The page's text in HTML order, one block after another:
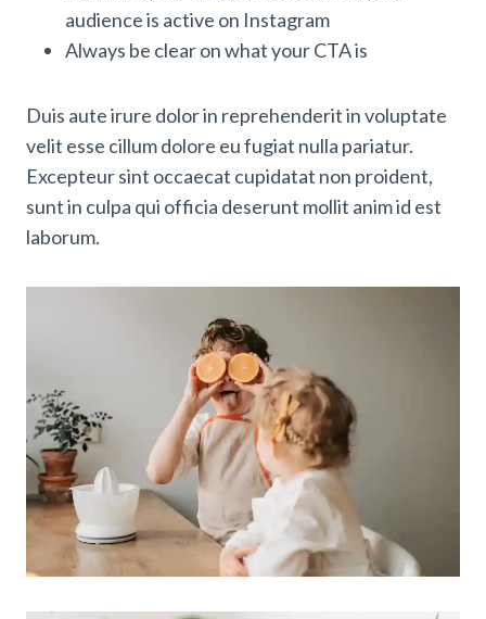
audience is active on Instagram
Always be clear on what your CTA is
Duis aute irure dolor in reprehenderit in voluptate
velit esse cillum dolore eu fugiat nulla pariatur.
Excepteur sint occaecat cupidatat non proident,
sunt in culpa qui officia deserunt mollit anim id est
laborum.